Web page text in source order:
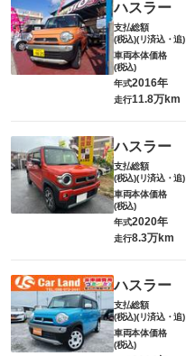
ハスラー
支払総額
(税込)(リ済込・追)
車両本体価格
(税込)
年式2016年
走行11.8万km
ハスラー
支払総額
(税込)(リ済込・追)
車両本体価格
(税込)
年式2020年
走行8.3万km
ハスラー
支払総額
(税込)(リ済込・追)
車両本体価格
(税込)